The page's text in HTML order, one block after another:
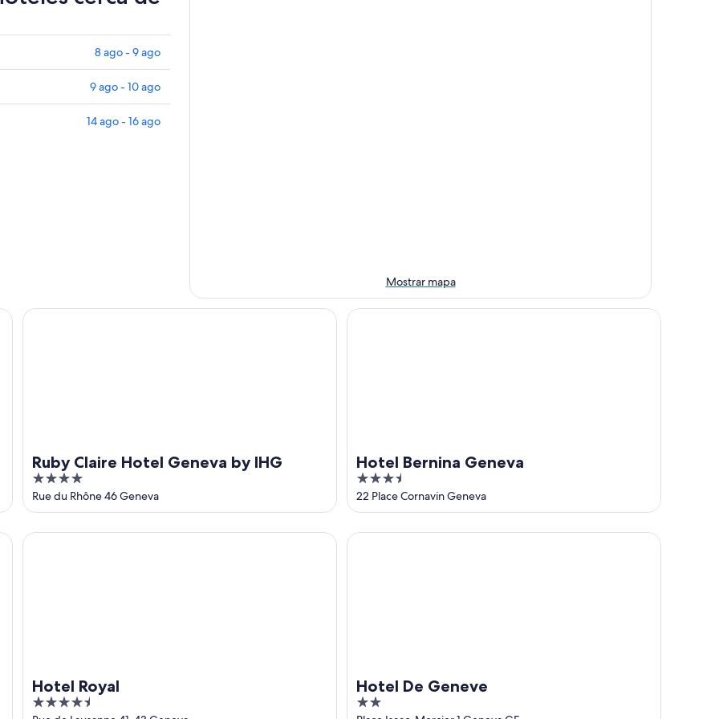
8 ago - 9 ago
9 ago - 10 ago
14 ago - 16 ago
Mostrar mapa
Ruby Claire Hotel Geneva by IHG
4
out
of
5
Rue du Rhône 46 Geneva
Ruby Claire Hotel Geneva by IHG
Hotel Bernina Geneva
3.5
out
of
5
22 Place Cornavin Geneva
Hotel Bernina Geneva
Hotel Royal
4.5
Hotel Royal
Hotel De Geneve
2
Hotel De Geneve